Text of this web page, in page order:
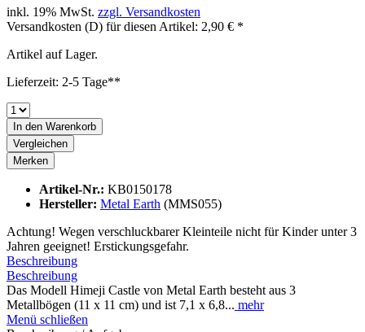
inkl. 19% MwSt. zzgl. Versandkosten
Versandkosten (D) für diesen Artikel: 2,90 € *
Artikel auf Lager.
Lieferzeit: 2-5 Tage**
In den Warenkorb
Vergleichen
Merken
Artikel-Nr.: KB0150178
Hersteller: Metal Earth (MMS055)
Achtung! Wegen verschluckbarer Kleinteile nicht für Kinder unter 3
Jahren geeignet! Erstickungsgefahr.
Beschreibung
Beschreibung
Das Modell Himeji Castle von Metal Earth besteht aus 3
Metallbögen (11 x 11 cm) und ist 7,1 x 6,8... mehr
Menü schließen